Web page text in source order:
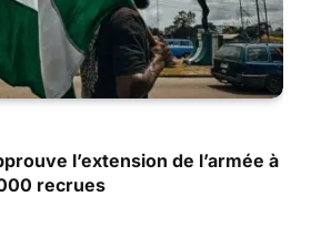
l’extension de l’armée à
recrues